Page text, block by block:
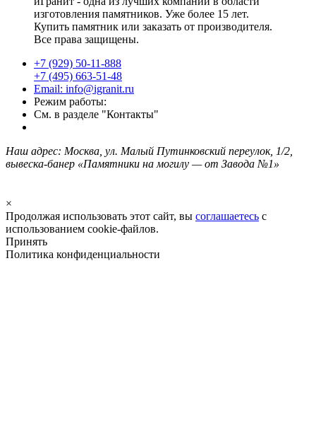
изготовления памятников. Уже более 15 лет.
Купить памятник или заказать от производителя.
Все права защищены.
+7 (929) 50-11-888
+7 (495) 663-51-48
Email: info@igranit.ru
Режим работы:
См. в разделе "Контакты"
Наш адрес: Москва, ул. Малый Путинковский переулок, 1/2,
вывеска-банер «Памятники на могилу — от Завода №1»
×
Продолжая использовать этот сайт, вы соглашаетесь с
использованием cookie-файлов.
Принять
Политика конфиденциальности